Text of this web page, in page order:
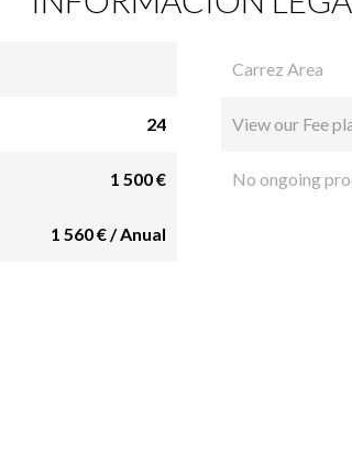
24
1 500 €
1 560 € / Anual
Carrez Area
View our Fee
No ongoing